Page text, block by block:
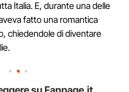
Italia. E, durante una delle
fatto una romantica
chiedendole di diventare